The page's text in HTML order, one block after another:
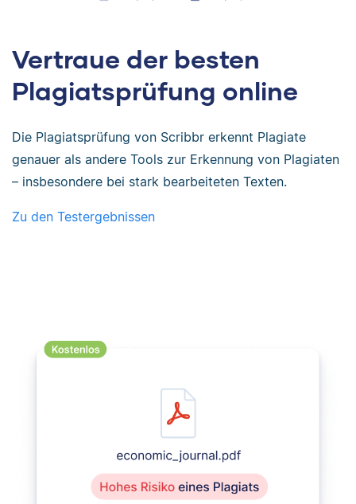
Vertraue der besten
Plagiatsprüfung online
Die Plagiatsprüfung von Scribbr erkennt Plagiate
genauer als andere Tools zur Erkennung von Plagiaten
– insbesondere bei stark bearbeiteten Texten.
Zu den Testergebnissen